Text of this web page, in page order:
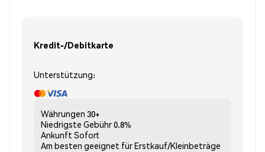
Kredit-/Debitkarte
Unterstützung:
Währungen 30+
Niedrigste Gebühr0.8%
Ankunft Sofort
Am besten geeignet fürErstkauf/Kleinbeträge